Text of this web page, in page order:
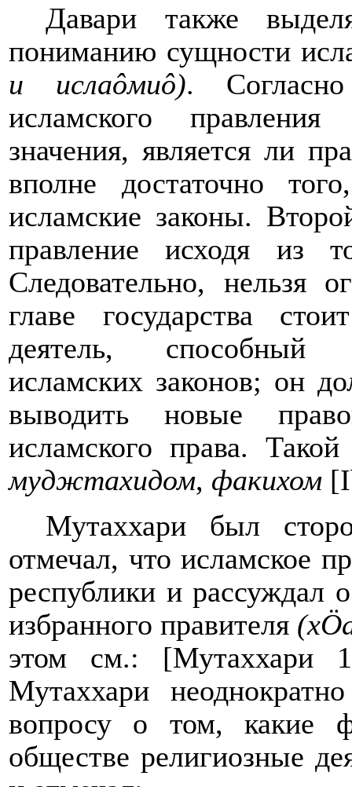
Давари также
пониманию сущности
и ислаôмиô).
исламского
значения, является ли
вполне достаточно
исламские законы.
правление исходя из
Следовательно, нельзя
главе государства
деятель, способный
исламских законов; он
выводить новые
исламского права.
муджтахидом, факихом [
Мутаххари был
отмечал, что исламское
республики и рассуждал
избранного правителя (хÖ
этом см.: [Мутаххари
Мутаххари
вопросу о том, какие
обществе религиозные